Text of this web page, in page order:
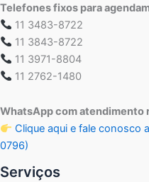
Telefones fixos para
11 3483-8722
11 3843-8722
11 3971-8804
11 2762-1480
WhatsApp com atendimento
Clique aqui e fale conosco
0796)
Serviços